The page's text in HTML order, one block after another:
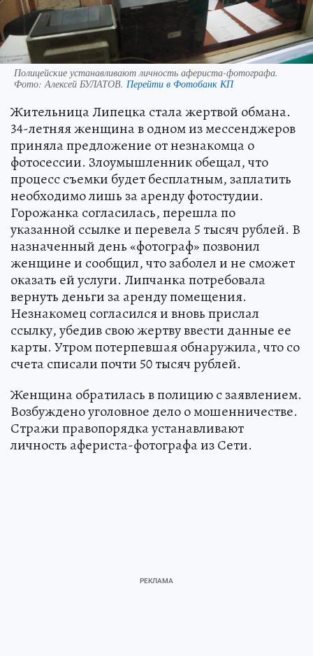
Полицейские устанавливают личность афериста-фотографа.
Фото:Алексей БУЛАТОВ. Перейти в Фотобанк КП
Жительница Липецка стала жертвой обмана.
34-летняя женщина в одном из мессенджеров
приняла предложение от незнакомца о
фотосессии. Злоумышленник обещал, что
процесс съемки будет бесплатным, заплатить
необходимо лишь за аренду фотостудии.
Горожанка согласилась, перешла по
указанной ссылке и перевела 5 тысяч рублей. В
назначенный день «фотограф» позвонил
женщине и сообщил, что заболел и не сможет
оказать ей услуги. Липчанка потребовала
вернуть деньги за аренду помещения.
Незнакомец согласился и вновь прислал
ссылку, убедив свою жертву ввести данные ее
карты. Утром потерпевшая обнаружила, что со
счета списали почти 50 тысяч рублей.
Женщина обратилась в полицию с заявлением.
Возбуждено уголовное дело о мошенничестве.
Стражи правопорядка устанавливают
личность афериста-фотографа из Сети.